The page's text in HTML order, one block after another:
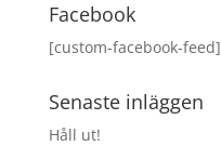
Facebook
[custom-facebook-feed]
Senaste inläggen
Håll ut!